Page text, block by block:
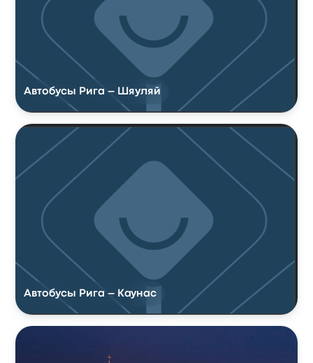
Автобусы Рига – Шяуляй
Автобусы Рига – Каунас